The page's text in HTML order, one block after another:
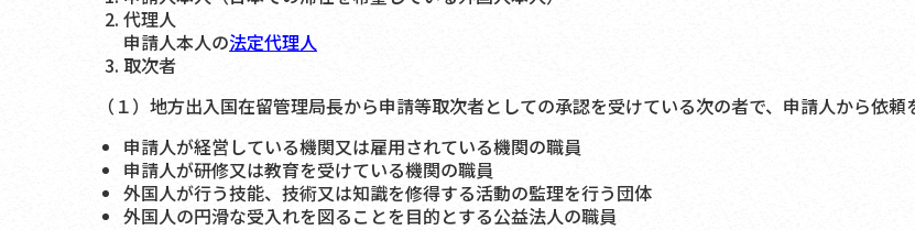
代理人
申請人本人の法定代理人
取次者
（１）地方出入国在留管理局長から申請等取次者としての承認を受けている次の者で、申請人から依頼
申請人が経営している機関又は雇用されている機関の職員
申請人が研修又は教育を受けている機関の職員
外国人が行う技能、技術又は知識を修得する活動の監理を行う団体
外国人の円滑な受入れを図ることを目的とする公益法人の職員